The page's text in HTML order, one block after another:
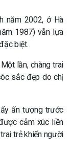
năm 2002, ở Hà
1987) vẫn lựa
biệt.
lần, chàng trai
sắc đẹp do chị
ấn tượng trước
cảm xúc liền
trẻ khiến người